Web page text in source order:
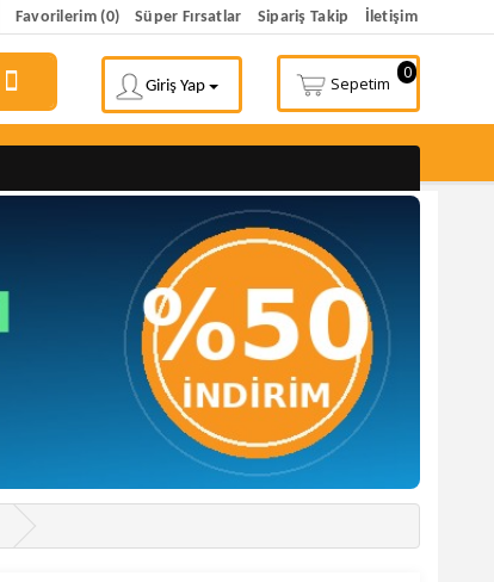
Favorilerim (0) Süper Fırsatlar Sipariş Takip İletişim
0
Sepetim
Giriş Yap